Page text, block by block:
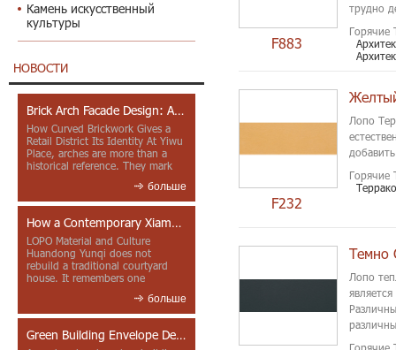
Камень искусственный
культуры
НОВОСТИ
Brick Arch Facade Design: A Closer Look at Yiwu Place
How Curved Brickwork Gives a
Retail District Its Identity At Yiwu
Place, arches are more than a
historical reference. They mark
больше
How a Contemporary Xiamen Project Reframes Minnan Red Brick
LOPO Material and Culture
Huandong Yunqi does not
rebuild a traditional courtyard
house. It remembers one
больше
Green Building Envelope Design: Clay Sunscreen Fins for Modern Headquarters Architecture
F883
трудно
Горячие
F232
Лопо
Горячие
Темно
Лопо